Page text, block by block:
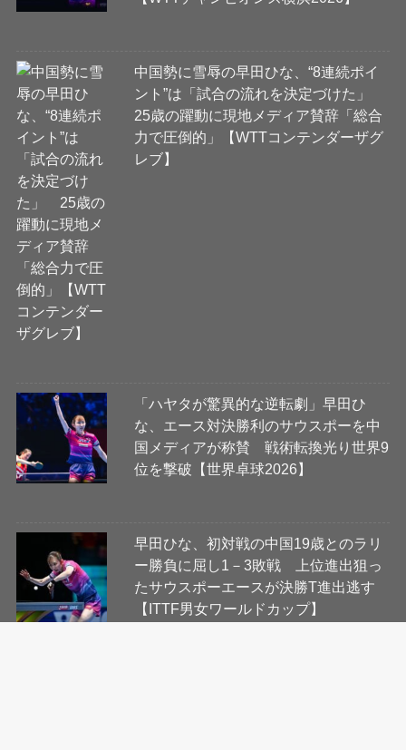
中国勢に雪辱の早田ひな、“8連続ポイ
ント”は「試合の流れを決定づけた」
25歳の躍動に現地メディア賛辞「総合
力で圧倒的」【WTTコンテンダーザグ
レブ】
「ハヤタが驚異的な逆転劇」早田ひ
な、エース対決勝利のサウスポーを中
国メディアが称賛 戦術転換光り世界9
位を撃破【世界卓球2026】
早田ひな、初対戦の中国19歳とのラリ
ー勝負に屈し1－3敗戦 上位進出狙っ
たサウスポーエースが決勝T進出逃す
【ITTF男女ワールドカップ】